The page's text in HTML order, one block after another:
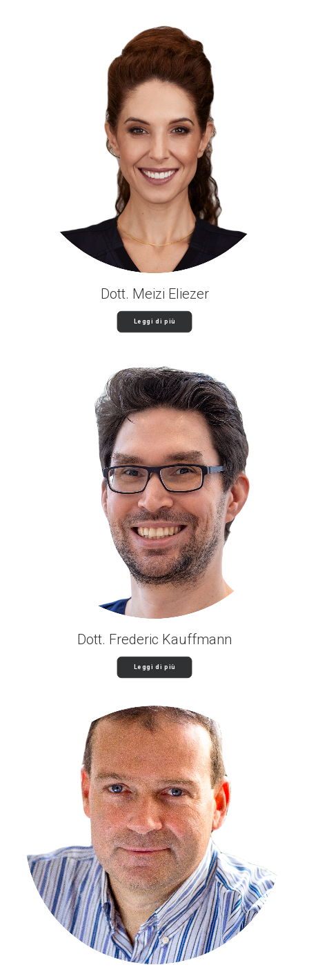
Dott. Meizi Eliezer
Leggi di più
Dott. Frederic Kauffmann
Leggi di più